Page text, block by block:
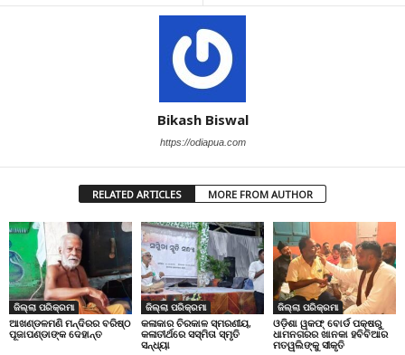
Bikash Biswal
https://odiapua.com
RELATED ARTICLES MORE FROM AUTHOR
ଜିଲ୍ଲା ପରିକ୍ରମା
ଆଖଣ୍ଡଳମଣି ମନ୍ଦିରର ବରିଷ୍ଠ
ପୂଜାପଣ୍ଡାଙ୍କ ଦେହାନ୍ତ
ଜିଲ୍ଲା ପରିକ୍ରମା
କଳାକାର ଚିରକାଳ ସ୍ମରଣୀୟ,
କଳାତୀର୍ଥରେ ସସ୍ମିତା ସ୍ମୃତି
ସନ୍ଧ୍ୟା
ଜିଲ୍ଲା ପରିକ୍ରମା
ଓଡ଼ିଶା ୱକଫ୍ ବୋର୍ଡ ପକ୍ଷରୁ
ଧାମନଗରର ଖାନକା ହବିବିଆର
ମତୱଲିଙ୍କୁ ସୀକୃତି